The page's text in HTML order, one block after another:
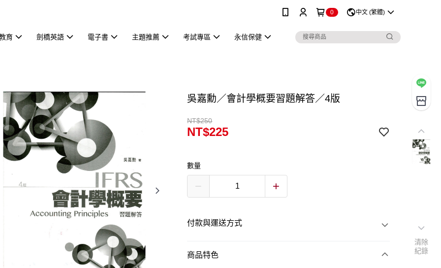
0 中文 (繁體)
育 劍橋英語 電子書 主題推薦 考試專區 永信保健
吳嘉勳／會計學概要習題解答／4版
NT$250
NT$225
數量
付款與運送方式
付款方式
商品特色
清除
紀錄